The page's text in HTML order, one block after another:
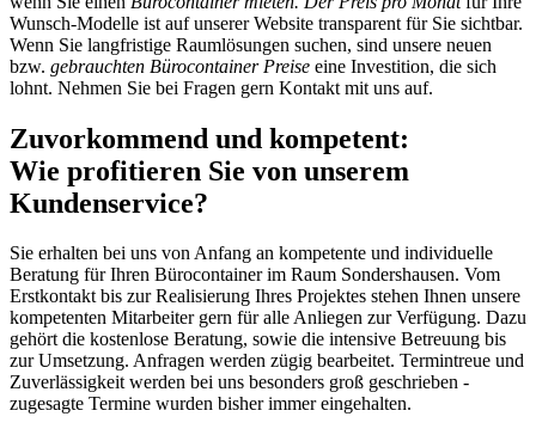
Wunsch-Modelle ist auf unserer Website transparent für Sie sichtbar.
Wenn Sie langfristige Raumlösungen suchen, sind unsere neuen
bzw. gebrauchten Bürocontainer Preise eine Investition, die sich
lohnt. Nehmen Sie bei Fragen gern Kontakt mit uns auf.
Zuvorkommend und kompetent:
Wie profitieren Sie von unserem
Kundenservice?
Sie erhalten bei uns von Anfang an kompetente und individuelle
Beratung für Ihren Bürocontainer im Raum Sondershausen. Vom
Erstkontakt bis zur Realisierung Ihres Projektes stehen Ihnen unsere
kompetenten Mitarbeiter gern für alle Anliegen zur Verfügung. Dazu
gehört die kostenlose Beratung, sowie die intensive Betreuung bis
zur Umsetzung. Anfragen werden zügig bearbeitet. Termintreue und
Zuverlässigkeit werden bei uns besonders groß geschrieben -
zugesagte Termine wurden bisher immer eingehalten.